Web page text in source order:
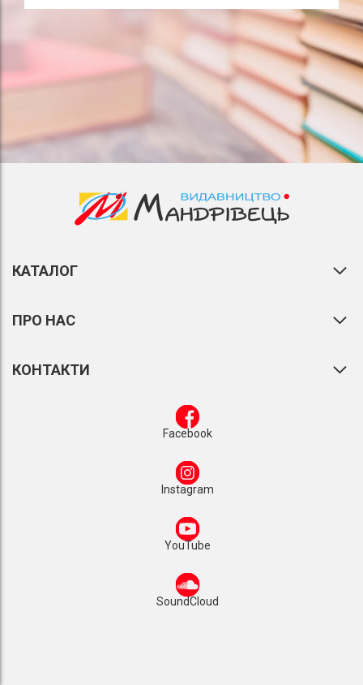
КАТАЛОГ
ПРО НАС
КОНТАКТИ
Facebook
Instagram
YouTube
SoundCloud